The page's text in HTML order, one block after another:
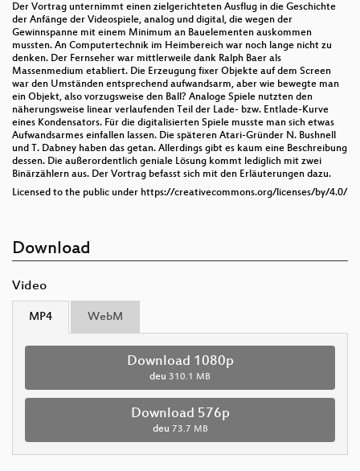
Der Vortrag unternimmt einen zielgerichteten Ausflug in die Geschichte
der Anfänge der Videospiele, analog und digital, die wegen der
Gewinnspanne mit einem Minimum an Bauelementen auskommen
mussten. An Computertechnik im Heimbereich war noch lange nicht zu
denken. Der Fernseher war mittlerweile dank Ralph Baer als
Massenmedium etabliert. Die Erzeugung fixer Objekte auf dem Screen
war den Umständen entsprechend aufwandsarm, aber wie bewegte man
ein Objekt, also vorzugsweise den Ball? Analoge Spiele nutzten den
näherungsweise linear verlaufenden Teil der Lade- bzw. Entlade-Kurve
eines Kondensators. Für die digitalisierten Spiele musste man sich etwas
Aufwandsarmes einfallen lassen. Die späteren Atari-Gründer N. Bushnell
und T. Dabney haben das getan. Allerdings gibt es kaum eine Beschreibung
dessen. Die außerordentlich geniale Lösung kommt lediglich mit zwei
Binärzählern aus. Der Vortrag befasst sich mit den Erläuterungen dazu.
Licensed to the public under https://creativecommons.org/licenses/by/4.0/
Download
Video
MP4 WebM
Download 1080p
deu 310.1 MB
Download 576p
deu 73.7 MB